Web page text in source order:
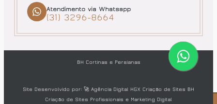
Atendimento via Whatsapp
(31) 3296-8664
BH Cortinas e Persianas
Site Desenvolvido por: 🚀 Agência Digital HGX Criação de Sites BH
Criação de Sites Profissionais e Marketing Digital